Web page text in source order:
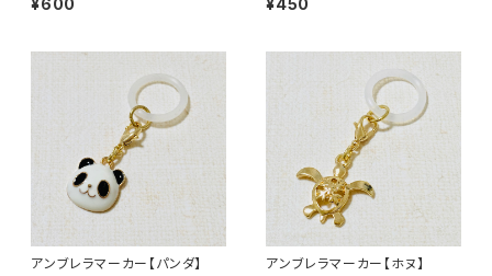
¥600 ¥450
アンブレラマーカー【パンダ】 アンブレラマーカー【ホヌ】